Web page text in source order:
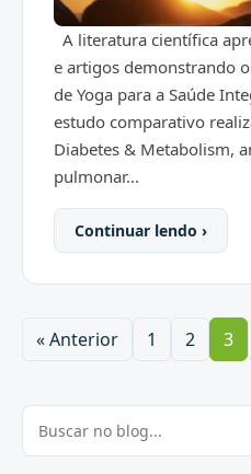
A literatura científica
e artigos demonstrando
de Yoga para a Saúde
estudo comparativo
Diabetes & Metabolism,
pulmonar...
Continuar lendo ›
« Anterior 1 2 3